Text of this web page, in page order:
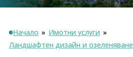
Начало » Имотни услуги »
Ландшафтен дизайн и озеленяване